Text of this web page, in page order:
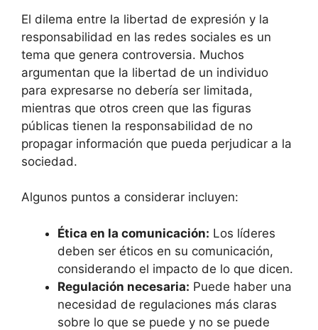
El dilema entre la libertad de expresión y la
responsabilidad en las redes sociales es un
tema que genera controversia. Muchos
argumentan que la libertad de un individuo
para expresarse no debería ser limitada,
mientras que otros creen que las figuras
públicas tienen la responsabilidad de no
propagar información que pueda perjudicar a la
sociedad.
Algunos puntos a considerar incluyen:
Ética en la comunicación: Los líderes
deben ser éticos en su comunicación,
considerando el impacto de lo que dicen.
Regulación necesaria: Puede haber una
necesidad de regulaciones más claras
sobre lo que se puede y no se puede